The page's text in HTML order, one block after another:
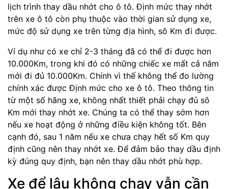
lịch trình thay dầu nhớt cho ô tô. Định mức thay nhớt
trên xe ô tô còn phụ thuộc vào thời gian sử dụng xe,
mức độ sử dụng xe trên từng địa hình, sô Km đi được.
Ví dụ như có xe chỉ 2-3 tháng đã có thể đi được hơn
10.000Km, trong khi đó có những chiếc xe mất cả năm
mới đi đủ 10.000Km. Chính vì thế không thể đo lường
chính xác được Định mức cho xe ô tô. Theo thông tin
từ một số hãng xe, không nhất thiết phải chạy đủ sô
Km mới thay nhớt xe. Chúng ta có thể thay sớm hơn
nếu xe hoạt động ở những điều kiện không tốt. Bên
cạnh đó, sau 1 năm nếu xe chưa chạy hết số Km quy
định cũng nên thay nhớt xe. Để đảm bảo thay dầu định
kỳ đúng quy định, bạn nên thay dầu nhớt phù hợp.
Xe để lâu không chạy vẫn cần